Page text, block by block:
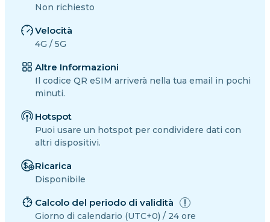
Non richiesto
Velocità
4G / 5G
Altre Informazioni
Il codice QR eSIM arriverà nella tua email in pochi
minuti.
Hotspot
Puoi usare un hotspot per condividere dati con
altri dispositivi.
Ricarica
Disponibile
Calcolo del periodo di validità
Giorno di calendario (UTC+0) / 24 ore